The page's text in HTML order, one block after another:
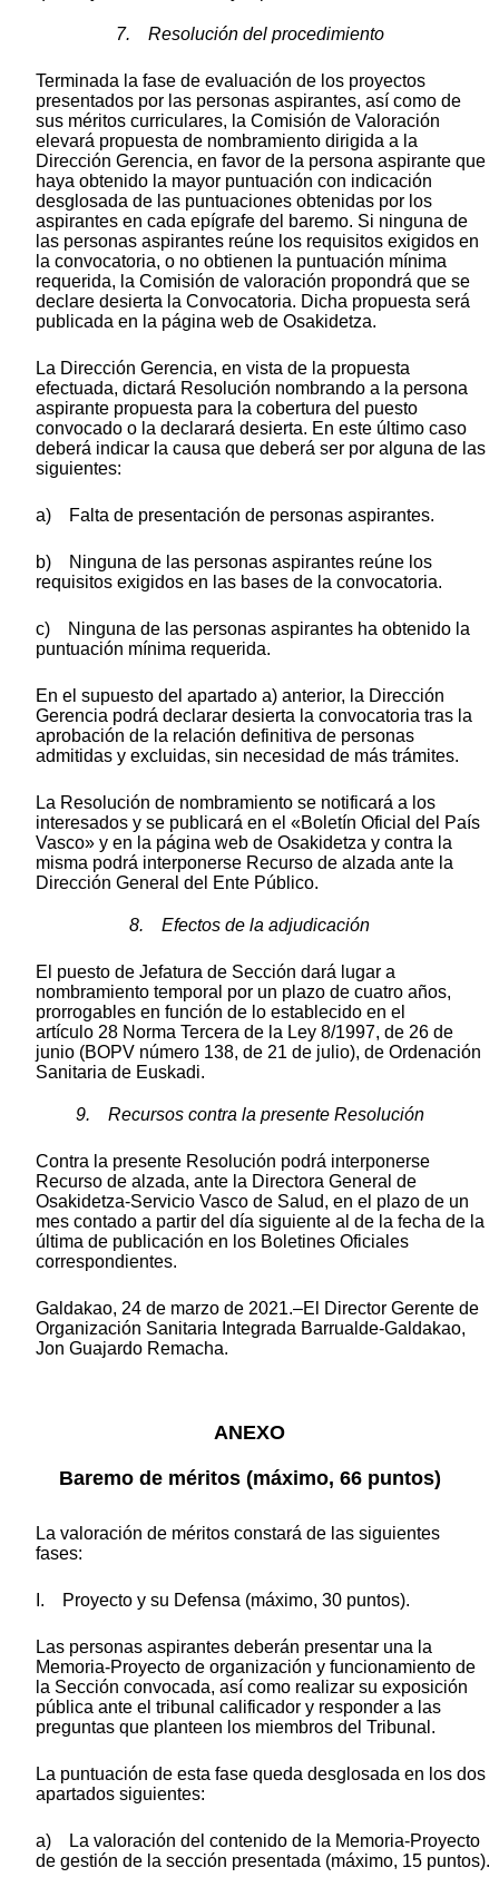
7. Resolución del procedimiento
Terminada la fase de evaluación de los proyectos
presentados por las personas aspirantes, así como de
sus méritos curriculares, la Comisión de Valoración
elevará propuesta de nombramiento dirigida a la
Dirección Gerencia, en favor de la persona aspirante que
haya obtenido la mayor puntuación con indicación
desglosada de las puntuaciones obtenidas por los
aspirantes en cada epígrafe del baremo. Si ninguna de
las personas aspirantes reúne los requisitos exigidos en
la convocatoria, o no obtienen la puntuación mínima
requerida, la Comisión de valoración propondrá que se
declare desierta la Convocatoria. Dicha propuesta será
publicada en la página web de Osakidetza.
La Dirección Gerencia, en vista de la propuesta
efectuada, dictará Resolución nombrando a la persona
aspirante propuesta para la cobertura del puesto
convocado o la declarará desierta. En este último caso
deberá indicar la causa que deberá ser por alguna de las
siguientes:
a) Falta de presentación de personas aspirantes.
b) Ninguna de las personas aspirantes reúne los
requisitos exigidos en las bases de la convocatoria.
c) Ninguna de las personas aspirantes ha obtenido la
puntuación mínima requerida.
En el supuesto del apartado a) anterior, la Dirección
Gerencia podrá declarar desierta la convocatoria tras la
aprobación de la relación definitiva de personas
admitidas y excluidas, sin necesidad de más trámites.
La Resolución de nombramiento se notificará a los
interesados y se publicará en el «Boletín Oficial del País
Vasco» y en la página web de Osakidetza y contra la
misma podrá interponerse Recurso de alzada ante la
Dirección General del Ente Público.
8. Efectos de la adjudicación
El puesto de Jefatura de Sección dará lugar a
nombramiento temporal por un plazo de cuatro años,
prorrogables en función de lo establecido en el
artículo 28 Norma Tercera de la Ley 8/1997, de 26 de
junio (BOPV número 138, de 21 de julio), de Ordenación
Sanitaria de Euskadi.
9. Recursos contra la presente Resolución
Contra la presente Resolución podrá interponerse
Recurso de alzada, ante la Directora General de
Osakidetza-Servicio Vasco de Salud, en el plazo de un
mes contado a partir del día siguiente al de la fecha de la
última de publicación en los Boletines Oficiales
correspondientes.
Galdakao, 24 de marzo de 2021.–El Director Gerente de
Organización Sanitaria Integrada Barrualde-Galdakao,
Jon Guajardo Remacha.
ANEXO
Baremo de méritos (máximo, 66 puntos)
La valoración de méritos constará de las siguientes
fases:
I. Proyecto y su Defensa (máximo, 30 puntos).
Las personas aspirantes deberán presentar una la
Memoria-Proyecto de organización y funcionamiento de
la Sección convocada, así como realizar su exposición
pública ante el tribunal calificador y responder a las
preguntas que planteen los miembros del Tribunal.
La puntuación de esta fase queda desglosada en los dos
apartados siguientes:
a) La valoración del contenido de la Memoria-Proyecto
de gestión de la sección presentada (máximo, 15 puntos).